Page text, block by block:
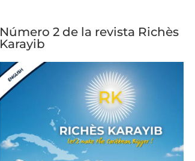
Número 2 de la revista Richès
Karayib